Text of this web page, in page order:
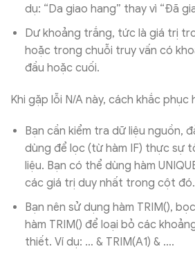
dụ: “Da giao hang” thay vì “Đã
Dư khoảng trắng, tức là giá trị
hoặc trong chuỗi truy vấn có
đầu hoặc cuối.
Khi gặp lỗi N/A này, cách khắc phục
Bạn cần kiểm tra dữ liệu nguồn,
dùng để lọc (từ hàm IF) thực sự
liệu. Bạn có thể dùng hàm
các giá trị duy nhất trong cột đó.
Bạn nên sử dụng hàm TRIM(),
hàm TRIM() để loại bỏ các
thiết. Ví dụ: … & TRIM(A1) & ….